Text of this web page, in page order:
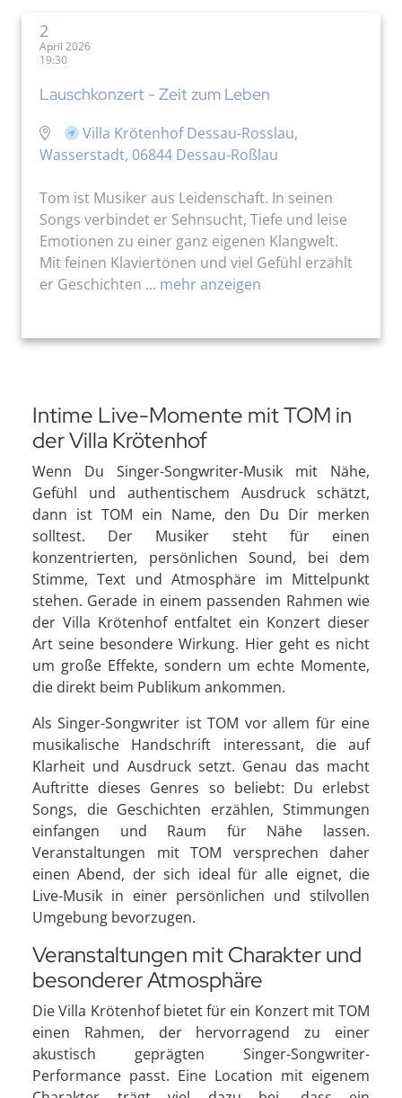
2
April 2026
19:30
Lauschkonzert - Zeit zum Leben
Villa Krötenhof Dessau-Rosslau,
Wasserstadt, 06844 Dessau-Roßlau
Tom ist Musiker aus Leidenschaft. In seinen
Songs verbindet er Sehnsucht, Tiefe und leise
Emotionen zu einer ganz eigenen Klangwelt.
Mit feinen Klaviertönen und viel Gefühl erzählt
er Geschichten ... mehr anzeigen
Intime Live-Momente mit TOM in
der Villa Krötenhof
Wenn Du Singer-Songwriter-Musik mit Nähe,
Gefühl und authentischem Ausdruck schätzt,
dann ist TOM ein Name, den Du Dir merken
solltest. Der Musiker steht für einen
konzentrierten, persönlichen Sound, bei dem
Stimme, Text und Atmosphäre im Mittelpunkt
stehen. Gerade in einem passenden Rahmen wie
der Villa Krötenhof entfaltet ein Konzert dieser
Art seine besondere Wirkung. Hier geht es nicht
um große Effekte, sondern um echte Momente,
die direkt beim Publikum ankommen.
Als Singer-Songwriter ist TOM vor allem für eine
musikalische Handschrift interessant, die auf
Klarheit und Ausdruck setzt. Genau das macht
Auftritte dieses Genres so beliebt: Du erlebst
Songs, die Geschichten erzählen, Stimmungen
einfangen und Raum für Nähe lassen.
Veranstaltungen mit TOM versprechen daher
einen Abend, der sich ideal für alle eignet, die
Live-Musik in einer persönlichen und stilvollen
Umgebung bevorzugen.
Veranstaltungen mit Charakter und
besonderer Atmosphäre
Die Villa Krötenhof bietet für ein Konzert mit TOM
einen Rahmen, der hervorragend zu einer
akustisch geprägten Singer-Songwriter-
Performance passt. Eine Location mit eigenem